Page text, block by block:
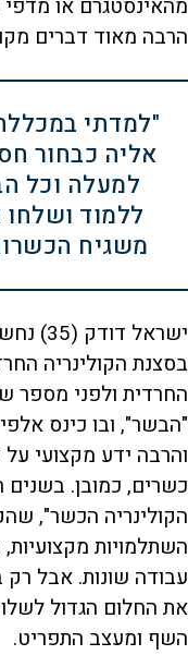
מהאינסטגרם או
הרבה מאוד דברים
"למדתי
אליה כבחור
למעלה וכל
ללמוד
משגיח
ישראל
בסצנת הקולינריה
החרדית ולפני מספר
"הבשר", ובו כינס
והרבה ידע מקצועי
כשרים, כמובן. בשנים
הקולינריה הכשר",
השתלמויות
עבודה שונות. אבל
את החלום הגדול
השף ומעצב התפריט.